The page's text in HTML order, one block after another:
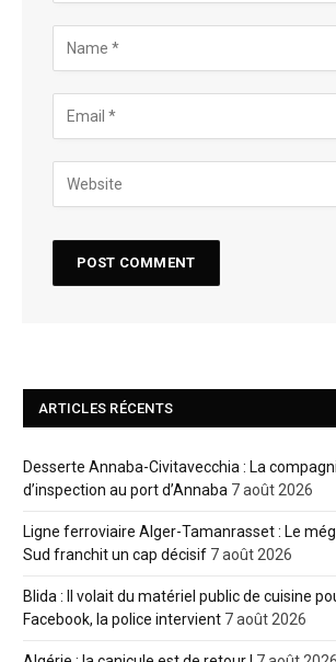
ARTICLES RÉCENTS
Desserte Annaba-Civitavecchia : La
d’inspection au port d’Annaba 7 août 2026
Ligne ferroviaire Alger-Tamanrasset : Le
Sud franchit un cap décisif 7 août 2026
Blida : Il volait du matériel public de cuisine
Facebook, la police intervient 7 août 2026